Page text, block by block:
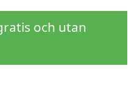
och utan